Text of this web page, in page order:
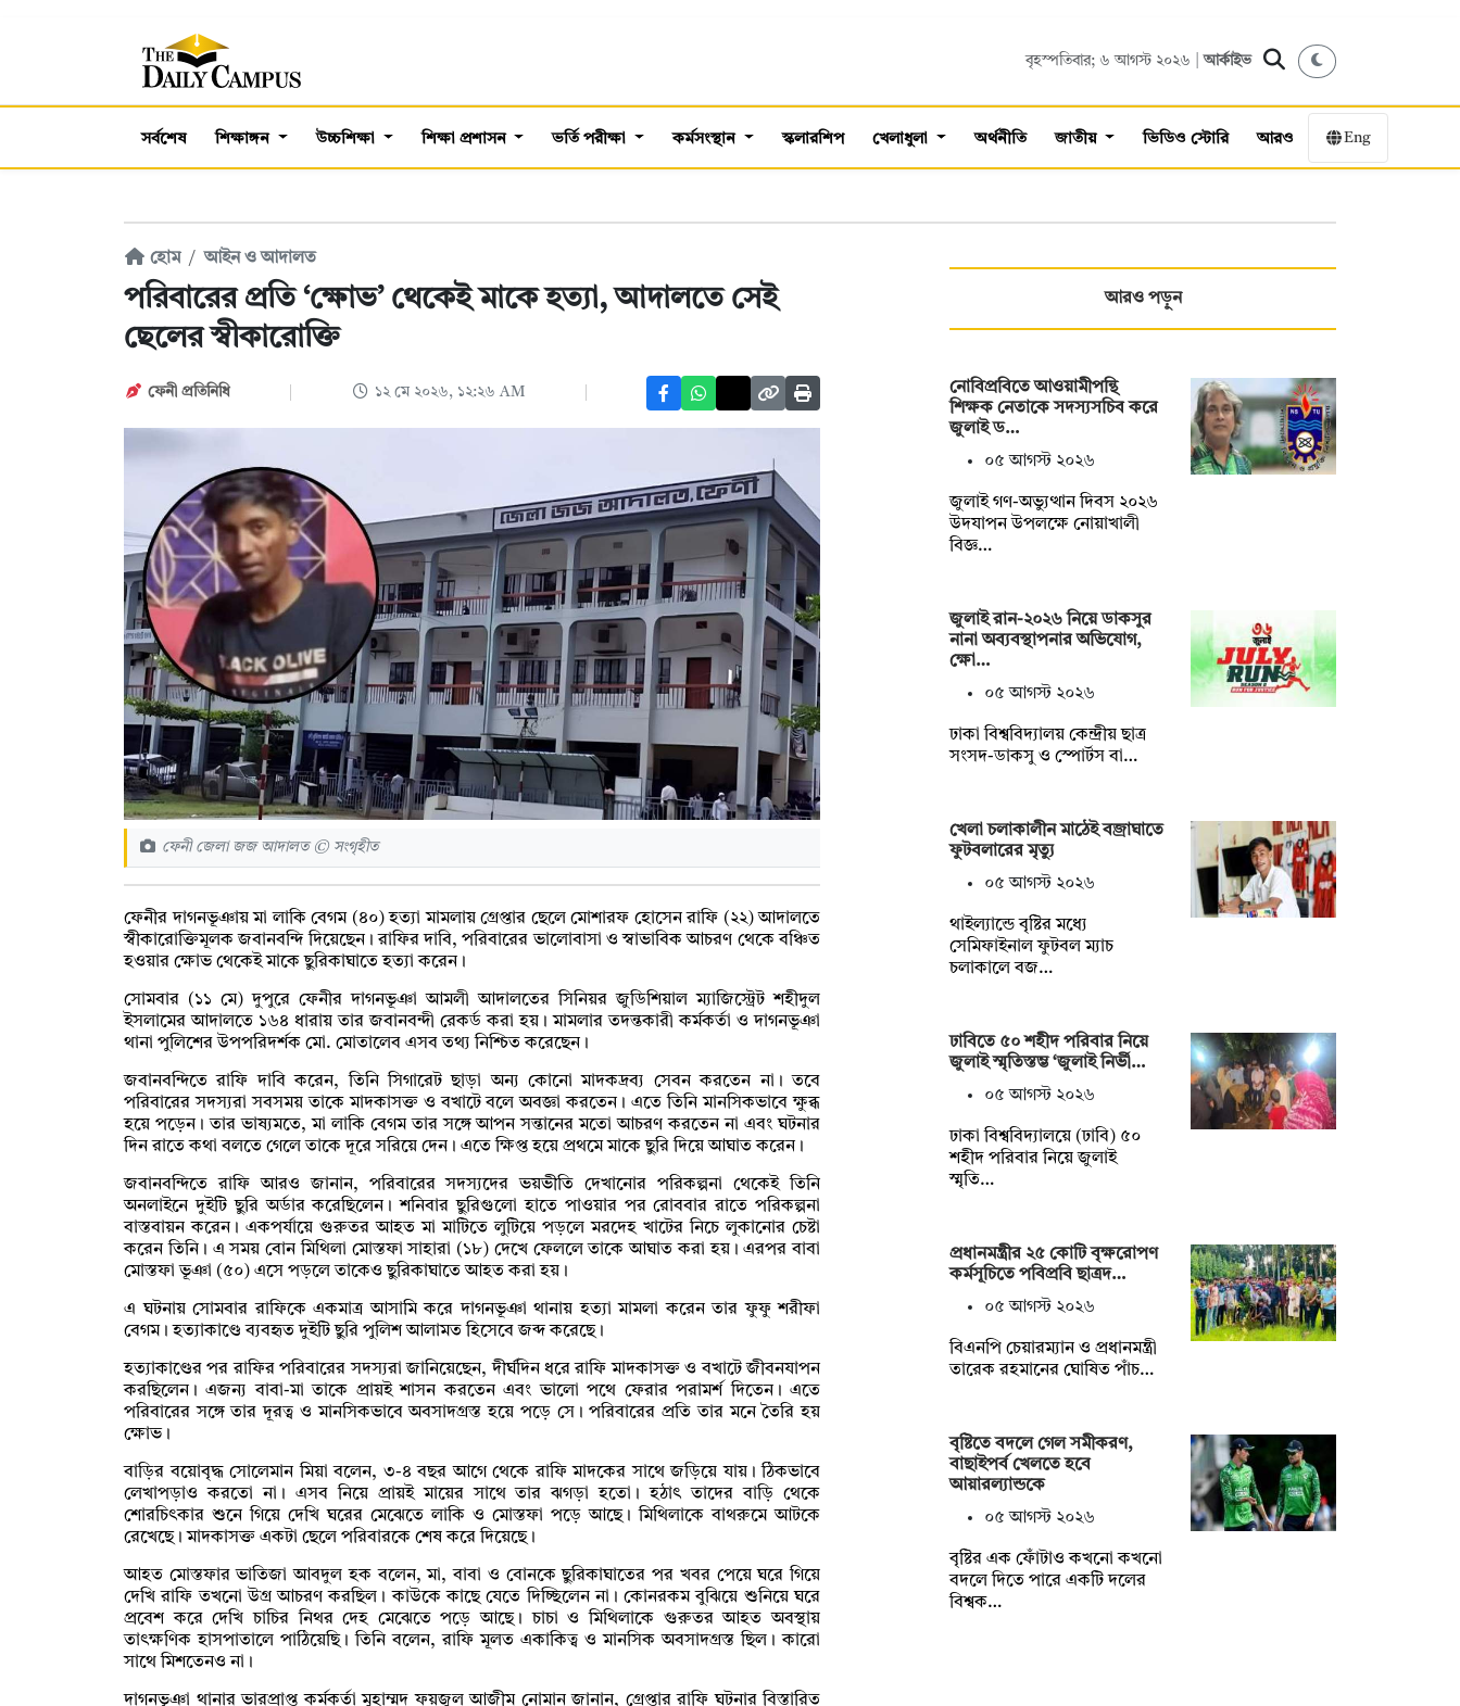
বৃহস্পতিবার; ৬ আগস্ট ২০২৬ |আর্কাইভ
সর্বশেষ শিক্ষাঙ্গন উচ্চশিক্ষা শিক্ষা প্রশাসন ভর্তি পরীক্ষা কর্মসংস্থান স্কলারশিপ খেলাধুলা অর্থনীতি জাতীয় ভিডিও স্টোরি আরও Eng
হোম আইন ও আদালত
পরিবারের প্রতি ‘ক্ষোভ’ থেকেই মাকে হত্যা, আদালতে সেই
ছেলের স্বীকারোক্তি
ফেনী প্রতিনিধি ১২ মে ২০২৬, ১২:২৬ AM
ফেনী জেলা জজ আদালত © সংগৃহীত
ফেনীর দাগনভূঞায় মা লাকি বেগম (৪০) হত্যা মামলায় গ্রেপ্তার ছেলে মোশারফ হোসেন রাফি (২২) আদালতে
স্বীকারোক্তিমূলক জবানবন্দি দিয়েছেন। রাফির দাবি, পরিবারের ভালোবাসা ও স্বাভাবিক আচরণ থেকে বঞ্চিত
হওয়ার ক্ষোভ থেকেই মাকে ছুরিকাঘাতে হত্যা করেন।
সোমবার (১১ মে) দুপুরে ফেনীর দাগনভূঞা আমলী আদালতের সিনিয়র জুডিশিয়াল ম্যাজিস্ট্রেট শহীদুল
ইসলামের আদালতে ১৬৪ ধারায় তার জবানবন্দী রেকর্ড করা হয়। মামলার তদন্তকারী কর্মকর্তা ও দাগনভূঞা
থানা পুলিশের উপপরিদর্শক মো. মোতালেব এসব তথ্য নিশ্চিত করেছেন।
জবানবন্দিতে রাফি দাবি করেন, তিনি সিগারেট ছাড়া অন্য কোনো মাদকদ্রব্য সেবন করতেন না। তবে
পরিবারের সদস্যরা সবসময় তাকে মাদকাসক্ত ও বখাটে বলে অবজ্ঞা করতেন। এতে তিনি মানসিকভাবে ক্ষুব্ধ
হয়ে পড়েন। তার ভাষ্যমতে, মা লাকি বেগম তার সঙ্গে আপন সন্তানের মতো আচরণ করতেন না এবং ঘটনার
দিন রাতে কথা বলতে গেলে তাকে দূরে সরিয়ে দেন। এতে ক্ষিপ্ত হয়ে প্রথমে মাকে ছুরি দিয়ে আঘাত করেন।
জবানবন্দিতে রাফি আরও জানান, পরিবারের সদস্যদের ভয়ভীতি দেখানোর পরিকল্পনা থেকেই তিনি
অনলাইনে দুইটি ছুরি অর্ডার করেছিলেন। শনিবার ছুরিগুলো হাতে পাওয়ার পর রোববার রাতে পরিকল্পনা
বাস্তবায়ন করেন। একপর্যায়ে গুরুতর আহত মা মাটিতে লুটিয়ে পড়লে মরদেহ খাটের নিচে লুকানোর চেষ্টা
করেন তিনি। এ সময় বোন মিথিলা মোস্তফা সাহারা (১৮) দেখে ফেললে তাকে আঘাত করা হয়। এরপর বাবা
মোস্তফা ভূঞা (৫০) এসে পড়লে তাকেও ছুরিকাঘাতে আহত করা হয়।
এ ঘটনায় সোমবার রাফিকে একমাত্র আসামি করে দাগনভূঞা থানায় হত্যা মামলা করেন তার ফুফু শরীফা
বেগম। হত্যাকাণ্ডে ব্যবহৃত দুইটি ছুরি পুলিশ আলামত হিসেবে জব্দ করেছে।
হত্যাকাণ্ডের পর রাফির পরিবারের সদস্যরা জানিয়েছেন, দীর্ঘদিন ধরে রাফি মাদকাসক্ত ও বখাটে জীবনযাপন
করছিলেন। এজন্য বাবা-মা তাকে প্রায়ই শাসন করতেন এবং ভালো পথে ফেরার পরামর্শ দিতেন। এতে
পরিবারের সঙ্গে তার দূরত্ব ও মানসিকভাবে অবসাদগ্রস্ত হয়ে পড়ে সে। পরিবারের প্রতি তার মনে তৈরি হয়
ক্ষোভ।
বাড়ির বয়োবৃদ্ধ সোলেমান মিয়া বলেন, ৩-৪ বছর আগে থেকে রাফি মাদকের সাথে জড়িয়ে যায়। ঠিকভাবে
লেখাপড়াও করতো না। এসব নিয়ে প্রায়ই মায়ের সাথে তার ঝগড়া হতো। হঠাৎ তাদের বাড়ি থেকে
শোরচিৎকার শুনে গিয়ে দেখি ঘরের মেঝেতে লাকি ও মোস্তফা পড়ে আছে। মিথিলাকে বাথরুমে আটকে
রেখেছে। মাদকাসক্ত একটা ছেলে পরিবারকে শেষ করে দিয়েছে।
আহত মোস্তফার ভাতিজা আবদুল হক বলেন, মা, বাবা ও বোনকে ছুরিকাঘাতের পর খবর পেয়ে ঘরে গিয়ে
দেখি রাফি তখনো উগ্র আচরণ করছিল। কাউকে কাছে যেতে দিচ্ছিলেন না। কোনরকম বুঝিয়ে শুনিয়ে ঘরে
প্রবেশ করে দেখি চাচির নিথর দেহ মেঝেতে পড়ে আছে। চাচা ও মিথিলাকে গুরুতর আহত অবস্থায়
তাৎক্ষণিক হাসপাতালে পাঠিয়েছি। তিনি বলেন, রাফি মূলত একাকিত্ব ও মানসিক অবসাদগ্রস্ত ছিল। কারো
সাথে মিশতেনও না।
দাগনভূঞা থানার ভারপ্রাপ্ত কর্মকর্তা মুহাম্মদ ফয়জুল আজীম নোমান জানান, গ্রেপ্তার রাফি ঘটনার বিস্তারিত
আরও পড়ুন
নোবিপ্রবিতে আওয়ামীপন্থি
শিক্ষক নেতাকে সদস্যসচিব করে
জুলাই ড…
০৫ আগস্ট ২০২৬
জুলাই গণ-অভ্যুত্থান দিবস ২০২৬
উদযাপন উপলক্ষে নোয়াখালী
বিজ্ঞ…
জুলাই রান-২০২৬ নিয়ে ডাকসুর
নানা অব্যবস্থাপনার অভিযোগ,
ক্ষো…
০৫ আগস্ট ২০২৬
ঢাকা বিশ্ববিদ্যালয় কেন্দ্রীয় ছাত্র
সংসদ-ডাকসু ও স্পোর্টস বা…
খেলা চলাকালীন মাঠেই বজ্রাঘাতে
ফুটবলারের মৃত্যু
০৫ আগস্ট ২০২৬
থাইল্যান্ডে বৃষ্টির মধ্যে
সেমিফাইনাল ফুটবল ম্যাচ
চলাকালে বজ…
ঢাবিতে ৫০ শহীদ পরিবার নিয়ে
জুলাই স্মৃতিস্তম্ভ ‘জুলাই নির্ভী…
০৫ আগস্ট ২০২৬
ঢাকা বিশ্ববিদ্যালয়ে (ঢাবি) ৫০
শহীদ পরিবার নিয়ে জুলাই
স্মৃতি…
প্রধানমন্ত্রীর ২৫ কোটি বৃক্ষরোপণ
কর্মসূচিতে পবিপ্রবি ছাত্রদ…
০৫ আগস্ট ২০২৬
বিএনপি চেয়ারম্যান ও প্রধানমন্ত্রী
তারেক রহমানের ঘোষিত পাঁচ…
বৃষ্টিতে বদলে গেল সমীকরণ,
বাছাইপর্ব খেলতে হবে
আয়ারল্যান্ডকে
০৫ আগস্ট ২০২৬
বৃষ্টির এক ফোঁটাও কখনো কখনো
বদলে দিতে পারে একটি দলের
বিশ্বক…